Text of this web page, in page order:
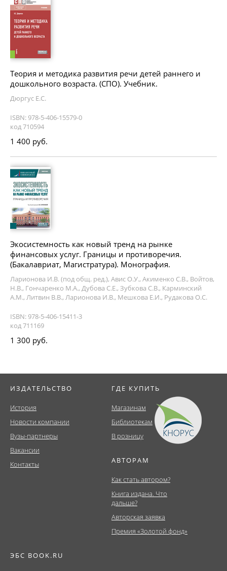
Теория и методика развития речи детей раннего и
дошкольного возраста. (СПО). Учебник.
Дюргус Е.С.
ISBN: 978-5-406-15579-0
код 710594
1 400 руб.
Экосистемность как новый тренд на рынке
финансовых услуг. Границы и противоречия.
(Бакалавриат, Магистратура). Монография.
Ларионова И.В. (под общ. ред.), Авис О.У., Акименко С.В., Войтов,
Н.В., Гончаренко М.А., Дубова С.Е., Зубкова С.В., Карминский
А.М., Литвин В.В., Ларионова И.В., Мешкова Е.И., Рудакова О.С.
ISBN: 978-5-406-15411-3
код 711169
1 300 руб.
ИЗДАТЕЛЬСТВО
История
Новости компании
Вузы-партнеры
Вакансии
Контакты
ГДЕ КУПИТЬ
Магазинам
Библиотекам
В розницу
АВТОРАМ
Как стать автором?
Книга издана. Что
дальше?
Авторская заявка
Премия «Золотой фонд»
ЭБС BOOK.RU